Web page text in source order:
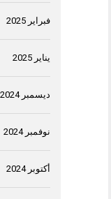
فبراير 2025
يناير 2025
ديسمبر 2024
نوفمبر 2024
أكتوبر 2024